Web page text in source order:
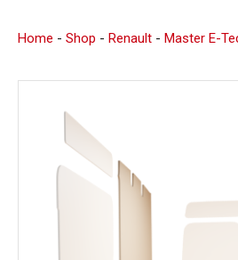
Home - Shop - Renault - Master E-